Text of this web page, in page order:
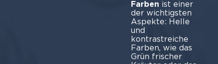
Farben ist einer
der wichtigsten
Aspekte: Helle
und
kontrastreiche
Farben, wie das
Grün frischer